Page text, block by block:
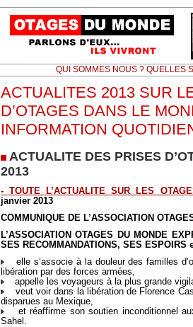
QUI SOMMES NOUS ? QUELLES
ACTUALITES 2013 SUR
D’OTAGES DANS LE
INFORMATION
ACTUALITE DES PRISES
2013
- TOUTE L’ACTUALITE SUR LES
janvier 2013
COMMUNIQUE DE L’ASSOCIATION
L’ASSOCIATION OTAGES DU MONDE
SES RECOMMANDATIONS, SES ESPOIRS
elle s’associe à la douleur des familles
libération par des forces armées,
appelle les voyageurs à la plus grande
veut voir dans la libération de Florence
disparues au Mexique,
et réaffirme son soutien inconditionnel
Sahel.